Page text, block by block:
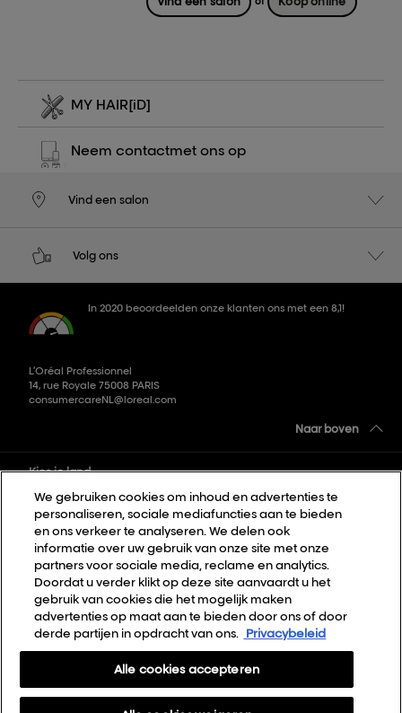
MY HAIR[iD]
Neem contactmet ons op
Vind een salon
Volg ons
In 2020 beoordeelden onze klanten ons met een 8,1!
L’Oréal Professionnel
14, rue Royale 75008 PARIS
consumercareNL@loreal.com
Naar boven
Kies je land
Sitemap
Algemene voorwaarden
Privacybeleid
Cookie Settings
Over Ons
Nieuwsbrief
We gebruiken cookies om inhoud en advertenties te
personaliseren, sociale mediafuncties aan te bieden
en ons verkeer te analyseren. We delen ook
informatie over uw gebruik van onze site met onze
partners voor sociale media, reclame en analytics.
Doordat u verder klikt op deze site aanvaardt u het
gebruik van cookies die het mogelijk maken
advertenties op maat aan te bieden door ons of door
derde partijen in opdracht van ons.
Privacybeleid
Alle cookies accepteren